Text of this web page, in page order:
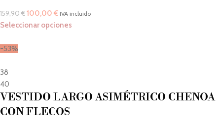
159,90€100,00 € IVA incluido
Seleccionar opciones
-53%
38
40
VESTIDO LARGO ASIMÉTRICO CHENOA
CON FLECOS